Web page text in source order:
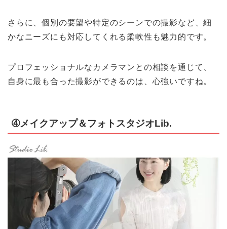
さらに、個別の要望や特定のシーンでの撮影など、細
かなニーズにも対応してくれる柔軟性も魅力的です。
プロフェッショナルなカメラマンとの相談を通じて、
自身に最も合った撮影ができるのは、心強いですね。
➃メイクアップ＆フォトスタジオLib.